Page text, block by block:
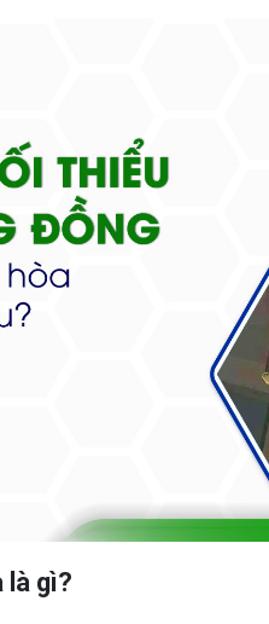
là gì?